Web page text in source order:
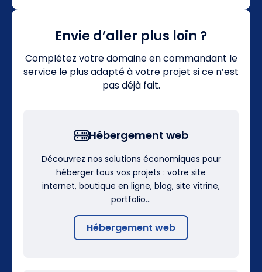
Envie d’aller plus loin ?
Complétez votre domaine en commandant le
service le plus adapté à votre projet si ce n’est
pas déjà fait.
Hébergement web
Découvrez nos solutions économiques pour
héberger tous vos projets : votre site
internet, boutique en ligne, blog, site vitrine,
portfolio…
Hébergement web